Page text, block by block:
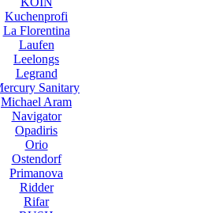
Kuchenprofi
La Florentina
Laufen
Leelongs
Legrand
Sanitary
Michael Aram
Navigator
Opadiris
Orio
Ostendorf
Primanova
Ridder
Rifar